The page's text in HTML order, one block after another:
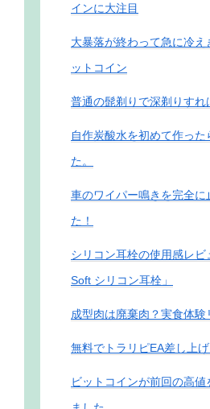
インに大注目
大暴落が終わって急に冷
ットコイン
普通の髭剃りで深剃りすれ
自作炭酸水を初めて作っ
た。
車のワイパー鳴きを完全に
た！
シリコン耳栓の使用感レ
Soft シリコン耳栓」
成型肉は廃棄肉？実食体験
無料でトラリピEA差し上
ビットコインが前回の高